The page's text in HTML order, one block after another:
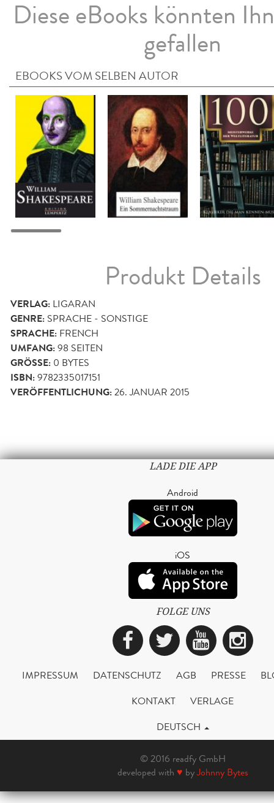
Diese eBooks könnten
gefallen
EBOOKS VOM SELBEN AUTOR
Produkt Details
VERLAG: LIGARAN
GENRE: SPRACHE - SONSTIGE
SPRACHE: FRENCH
UMFANG:98 SEITEN
GRÖSSE: 0 BYTES
ISBN:9782335017151
VERÖFFENTLICHUNG:26. JANUAR 2015
LADE DIE APP
Android
iOS
FOLGE UNS
Facebook
Twitter
IMPRESSUM DATENSCHUTZ AGB PRESSE
KONTAKT
VERLAGE
DEUTSCH
© 2016 readfy GmbH
developed with ♥ byJohnny Bytes